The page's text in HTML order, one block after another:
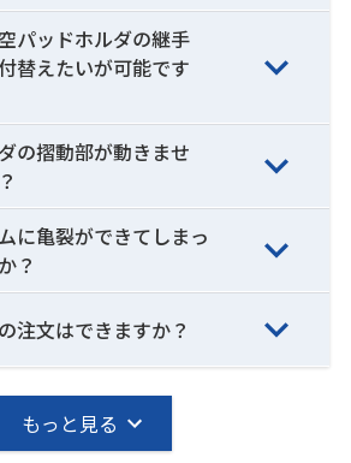
パッドホルダの継手
替えたいが可能です
の摺動部が動きませ
に亀裂ができてしまっ
？
注文はできますか？
もっと見る